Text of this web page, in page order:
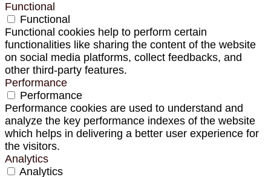
Functional
Functional
Functional cookies help to perform certain
functionalities like sharing the content of the website
on social media platforms, collect feedbacks, and
other third-party features.
Performance
Performance
Performance cookies are used to understand and
analyze the key performance indexes of the website
which helps in delivering a better user experience for
the visitors.
Analytics
Analytics